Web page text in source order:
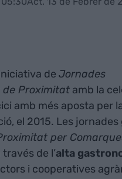
de Jornades
de Proximitatamb la
amb més aposta per
el 2015. Les
per
de l’alta
i cooperatives